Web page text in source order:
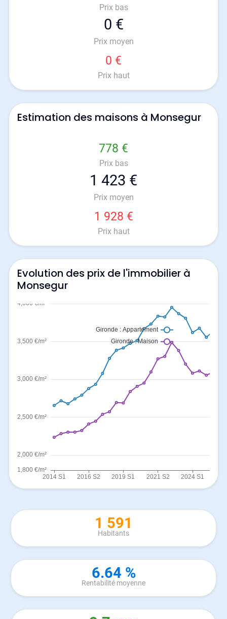
Prix bas
0 €
Prix moyen
0 €
Prix haut
Estimation des maisons à Monsegur
778 €
Prix bas
1 423 €
Prix moyen
1 928 €
Prix haut
Evolution des prix de l'immobilier à
Monsegur
1 591
Habitants
6.64 %
Rentabilité moyenne